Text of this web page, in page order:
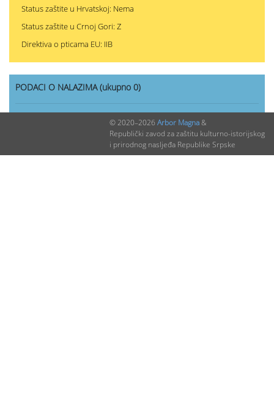
Status zaštite u Hrvatskoj: Nema
Status zaštite u Crnoj Gori: Z
Direktiva o pticama EU: IIB
PODACI O NALAZIMA (ukupno 0)
0
© 2020–2026 Arbor Magna&
Republički zavod za zaštitu kulturno-istorijskog
i prirodnog nasljeđa Republike Srpske